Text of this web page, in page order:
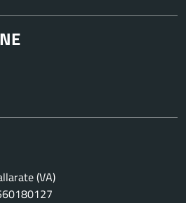
(VA)